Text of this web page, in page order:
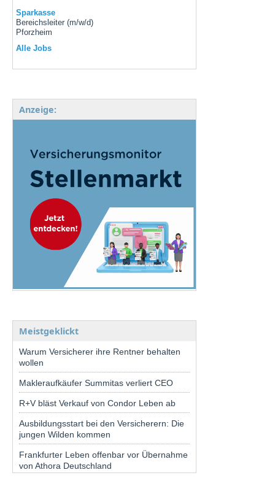
Sparkasse
Bereichsleiter (m/w/d)
Pforzheim
Alle Jobs
Anzeige:
Meistgeklickt
Warum Versicherer ihre Rentner behalten
wollen
Makleraufkäufer Summitas verliert CEO
R+V bläst Verkauf von Condor Leben ab
Ausbildungsstart bei den Versicherern: Die
jungen Wilden kommen
Frankfurter Leben offenbar vor Übernahme
von Athora Deutschland